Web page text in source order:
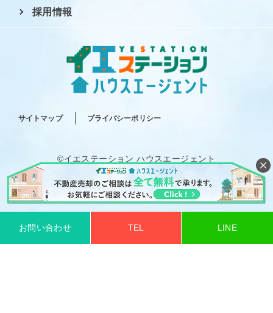
サイトマップ プライバシーポリシー
採用情報
©イエステーション ハウスエージェント
All rights reserved.
お問い合わせ TEL LINE